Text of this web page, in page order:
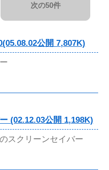
次の50件
公開 7,807K)
(02.12.03公開 1,198K)
スクリーンセイバー